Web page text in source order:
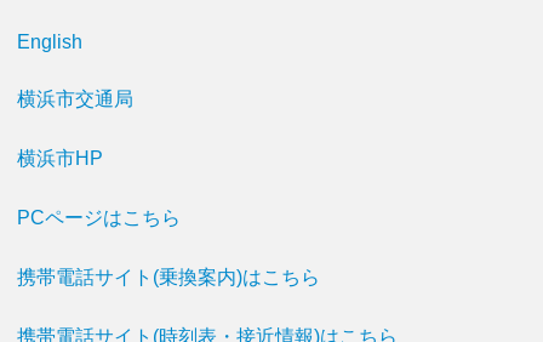
English
横浜市交通局
横浜市HP
PCページはこちら
携帯電話サイト(乗換案内)はこちら
携帯電話サイト(時刻表・接近情報)はこちら